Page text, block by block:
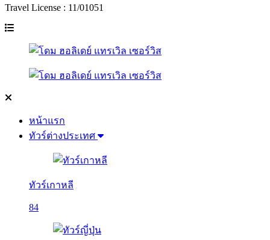
Travel License : 11/01051
หน้าแรก
ทัวร์ต่างประเทศ
ทัวร์เกาหลี
84